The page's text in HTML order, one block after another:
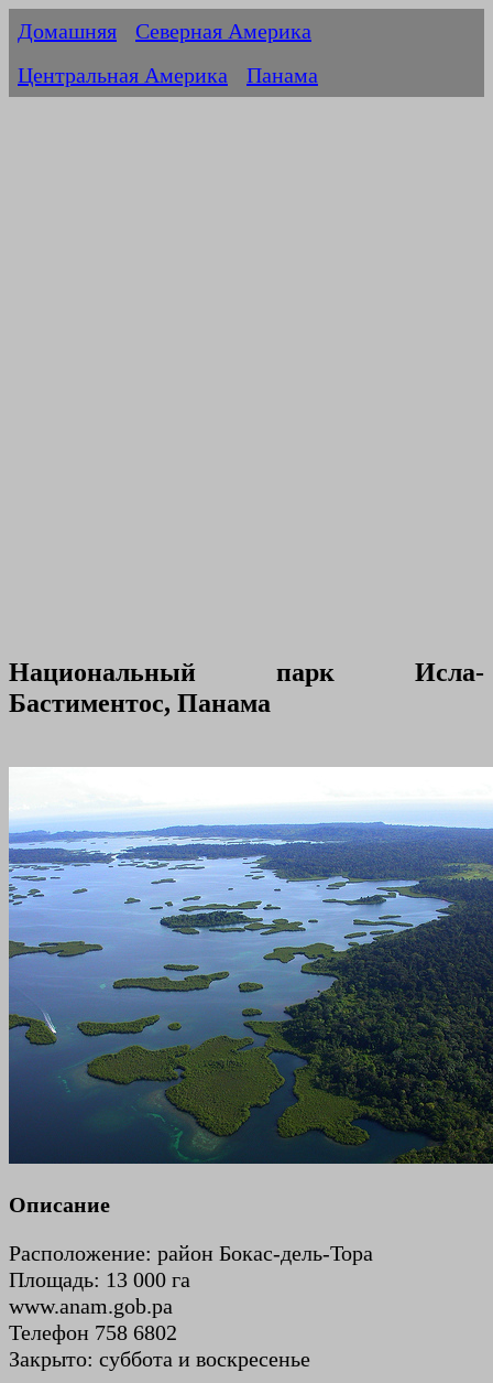
Домашняя
Северная Америка
Центральная Америка
Панама
Национальный парк Исла-
Бастиментос, Панама
Описание
Расположение: район Бокас-дель-Тора
Площадь: 13 000 га
www.anam.gob.pa
Телефон 758 6802
Закрыто: суббота и воскресенье